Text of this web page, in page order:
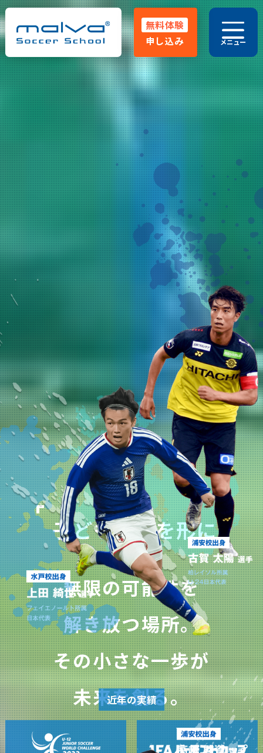
無料体験
申し込み
メニュー
029-248-5771
HOME
malvaとは
指導方針
大会実績
卒業生OB
保護者の声
よくある質問
クラス紹介
コーチ紹介
お知らせ･ブログ
無料体験申し込み
入会金無料
キャンペーン
実施中
無料体験スクール
随 時 受 付 中
少年団やチームを続けながら通えます！
スキルアップから初心者まで指導します。
無料体験申し込み
スクール一覧
茨城県
水戸校 つくば校
埼玉県
さいたま校
山形県
山形校
山形みはらし校
千葉県
浦安校 新浦安校
市川コルトンプラザ校
成田校
千葉殿山校
幕張校
流山おおたかの森校
新船橋校 柏校
神奈川県
横浜校 新横浜校
川崎駅前校
相模原校
東京都
立川校
八王子日本文化大學校
コンテンテ青梅校
子どもの夢を形に
無限の可能性を
解き放つ場所。
その小さな一歩が
未来を創る。
近年の実績